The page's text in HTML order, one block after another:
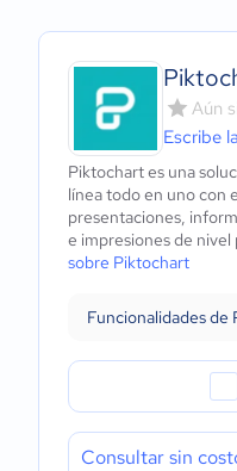
Aún
Escribe
Piktochart es una
línea todo en uno con
presentaciones,
e impresiones de nivel
sobre Piktochart
Funcionalidades de
Consultar sin